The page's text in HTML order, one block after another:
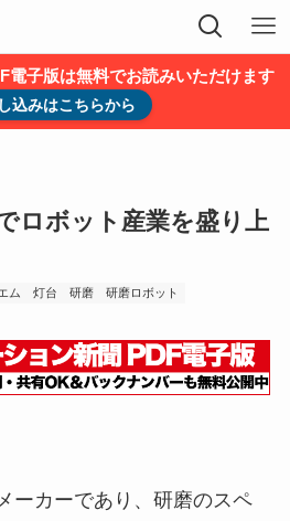
電子版は無料でお読みいただけます
込みはこちらから
ロボット産業を盛り上
ム 灯台 研磨 研磨ロボット
ーカーであり、研磨のスペ